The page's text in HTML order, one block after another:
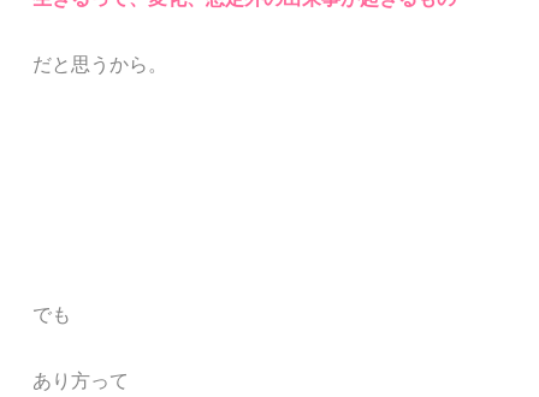
だと思うから。
でも
あり方って